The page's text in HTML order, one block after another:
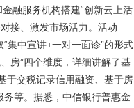
融服务机构搭建“创新云上活
接、激发市场活力。活动
集中宣讲+一对一面诊”的形式
房”四个维度，详细讲解了基
于交税记录信用融资、基于房
务等。据悉，中信银行普惠金